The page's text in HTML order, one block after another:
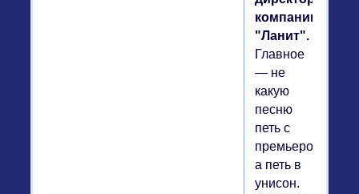
компании
"Ланит".
Главное
— не
какую
песню
петь с
премьером,
а петь в
унисон.